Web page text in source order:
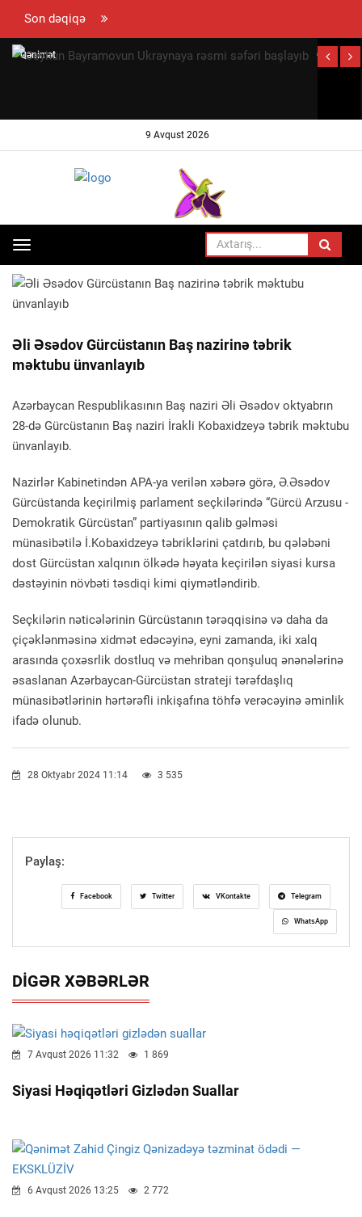
Son dəqiqə
Qənimət
təzminat
Ceyhun
başlayıb
9 Avqust 2026
Toggle
navigation
SIYASƏT
Əli Əsədov Gürcüstanın Baş nazirinə təbrik
məktubu ünvanlayıb
Azərbaycan Respublikasının Baş naziri Əli Əsədov oktyabrın
28-də Gürcüstanın Baş naziri İrakli Kobaxidzeyə təbrik məktubu
ünvanlayıb.
Nazirlər Kabinetindən APA-ya verilən xəbərə görə, Ə.Əsədov
Gürcüstanda keçirilmiş parlament seçkilərində “Gürcü Arzusu -
Demokratik Gürcüstan” partiyasının qalib gəlməsi
münasibətilə İ.Kobaxidzeyə təbriklərini çatdırıb, bu qələbəni
dost Gürcüstan xalqının ölkədə həyata keçirilən siyasi kursa
dəstəyinin növbəti təsdiqi kimi qiymətləndirib.
Seçkilərin nəticələrinin Gürcüstanın tərəqqisinə və daha da
çiçəklənməsinə xidmət edəcəyinə, eyni zamanda, iki xalq
arasında çoxəsrlik dostluq və mehriban qonşuluq ənənələrinə
əsaslanan Azərbaycan-Gürcüstan strateji tərəfdaşlıq
münasibətlərinin hərtərəfli inkişafına töhfə verəcəyinə əminlik
ifadə olunub.
28 Oktyabr 2024 11:14 3 535
Paylaş:
Facebook Twitter VKontakte Telegram
WhatsApp
DIGƏR XƏBƏRLƏR
7 Avqust 2026 11:32 1 869
Siyasi Həqiqətləri Gizlədən Suallar
6 Avqust 2026 13:25 2 772